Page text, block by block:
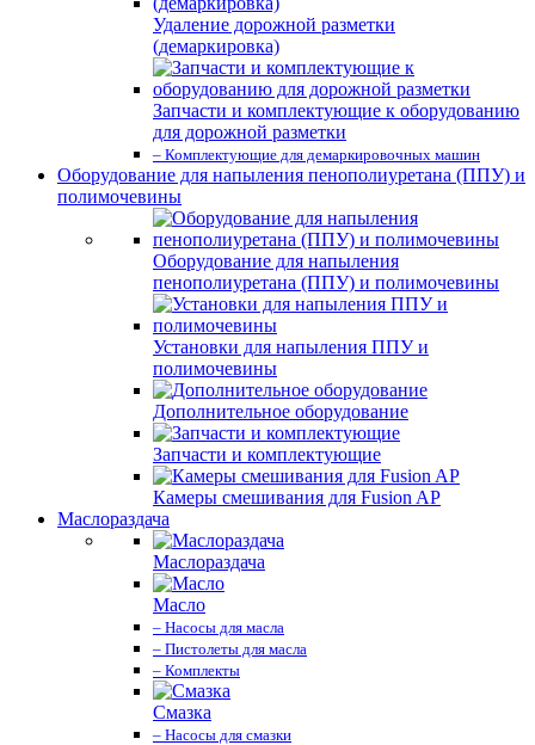
Удаление дорожной разметки
(демаркировка)
Запчасти и комплектующие к оборудованию
для дорожной разметки
– Комплектующие для демаркировочных машин
Оборудование для напыления пенополиуретана (ППУ) и
полимочевины
Оборудование для напыления
пенополиуретана (ППУ) и полимочевины
Установки для напыления ППУ и
полимочевины
Дополнительное оборудование
Запчасти и комплектующие
Камеры смешивания для Fusion AP
Маслораздача
Маслораздача
Масло
– Насосы для масла
– Пистолеты для масла
– Комплекты
Смазка
– Насосы для смазки